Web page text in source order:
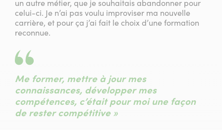
un autre métier, que je souhaitais abandonner pour
celui-ci. Je n’ai pas voulu improviser ma nouvelle
carrière, et pour ça j’ai fait le choix d’une formation
reconnue.
Me former, mettre à jour mes
connaissances, développer mes
compétences, c’était pour moi une façon
de rester compétitive »